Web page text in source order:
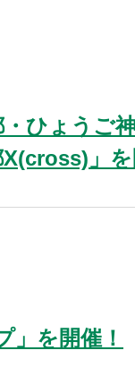
ひょうご
」を
」を開催！